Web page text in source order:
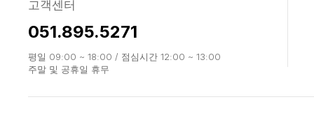
고객센터
051.895.5271
평일 09:00 ~ 18:00 / 점심시간 12:00 ~ 13:00
주말 및 공휴일 휴무